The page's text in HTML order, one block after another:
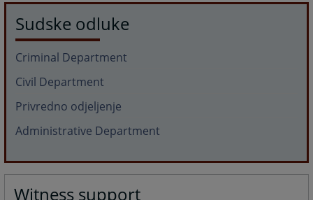
Sudske odluke
Criminal Department
Civil Department
Privredno odjeljenje
Administrative Department
Witness support